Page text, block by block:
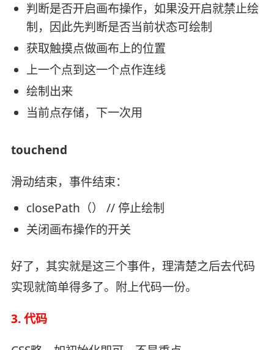
判断是否开启画布操作，如果没开启就禁止绘
制，因此先判断是否当前状态可绘制
获取触摸点做画布上的位置
上一个点到这一个点作连线
绘制出来
当前点存储，下一次用
touchend
滑动结束，事件结束：
closePath（） // 停止绘制
关闭画布操作的开关
好了，其实就是这三个事件，理清楚之后去代码
实现就简单得多了。附上代码一份。
3. 代码